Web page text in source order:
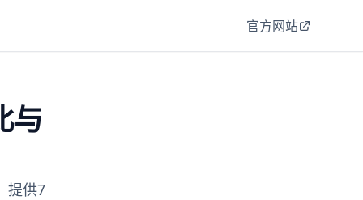
官方网站
与
提供7